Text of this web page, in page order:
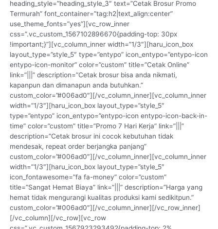
heading_style=”heading_style_3″ text=”Cetak Brosur Promo
Termurah” font_container=”tag:h2|text_align:center”
use_theme_fonts=”yes”][vc_row_inner
css=”.vc_custom_1567102896670{padding-top: 30px
!important;}”][vc_column_inner width=”1/3″][haru_icon_box
layout_type=”style_5″ type=”entypo” icon_entypo=”entypo-icon
entypo-icon-monitor” color=”custom” title=”Cetak Online”
link=”|||” description=”Cetak brosur bisa anda nikmati,
kapanpun dan dimanapun anda butuhkan.”
custom_color=”#006ad0″][/vc_column_inner][vc_column_inner
width=”1/3″][haru_icon_box layout_type=”style_5″
type=”entypo” icon_entypo=”entypo-icon entypo-icon-back-in-
time” color=”custom” title=”Promo 7 Hari Kerja” link=”|||”
description=”Cetak brosur ini cocok kebutuhan tidak
mendesak, repeat order berjangka panjang”
custom_color=”#006ad0″][/vc_column_inner][vc_column_inner
width=”1/3″][haru_icon_box layout_type=”style_5″
icon_fontawesome=”fa fa-money” color=”custom”
title=”Sangat Hemat Biaya” link=”|||” description=”Harga yang
hemat tidak mengurangi kualitas produksi kami sedikitpun.”
custom_color=”#006ad0″][/vc_column_inner][/vc_row_inner]
[/vc_column][/vc_row][vc_row